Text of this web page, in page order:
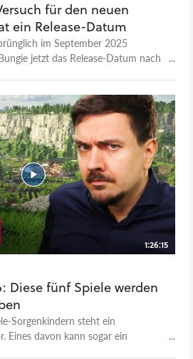
für den neuen
ein Release-Datum
im September 2025
jetzt das Release-Datum nach
Deluxe-Editon-Inhalte vorgestellt.
vom Studio hinter Halo und
PC (Steam), die PS5 und die Xbox
angekündigt, dass es im
geben wird. Ein konkretes Datum
1:26:15
Diese fünf Spiele werden
Sorgenkindern steht ein
Eines davon kann sogar ein